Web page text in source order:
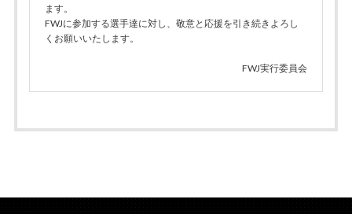
ます。
FWJに参加する選手達に対し、敬意と応援を引き続きよろし
くお願いいたします。
FWJ実行委員会